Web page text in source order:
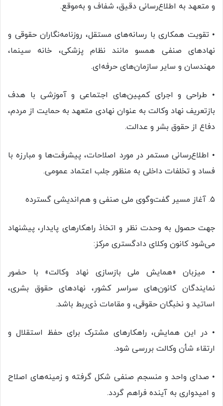
و متعهد به اطلاع‌رسانی دقیق، شفاف و به‌موقع.
• تقویت همکاری با رسانه‌های مستقل، روزنامه‌نگاران حقوقی و
نهادهای صنفی همسو مانند نظام پزشکی، خانه سینما،
مهندسان و سایر سازمان‌های حرفه‌ای.
• طراحی و اجرای کمپین‌های اجتماعی و آموزشی با هدف
بازتعریف نهاد وکالت به عنوان نهادی متعهد به حمایت از مردم،
دفاع از حقوق بشر و عدالت.
• اطلاع‌رسانی مستمر در مورد اصلاحات، پیشرفت‌ها و مبارزه با
فساد و تخلفات داخلی به منظور جلب اعتماد عمومی.
۵. آغاز مسیر گفت‌وگوی ملی صنفی و هم‌اندیشی گسترده
جهت حصول به وحدت نظر و اتخاذ راهکارهای پایدار، پیشنهاد
می‌شود کانون وکلای دادگستری مرکز:
• میزبان «همایش ملی بازسازی نهاد وکالت» با حضور
نمایندگان کانون‌های سراسر کشور، نهادهای حقوق بشری،
اساتید و نخبگان حقوقی، و مقامات ذی‌ربط باشد.
• در این همایش، راهکارهای مشترک برای حفظ استقلال و
ارتقاء شأن وکالت بررسی شود.
• صدای واحد و منسجم صنفی شکل گرفته و زمینه‌های اصلاح
و امیدواری به آینده فراهم گردد.